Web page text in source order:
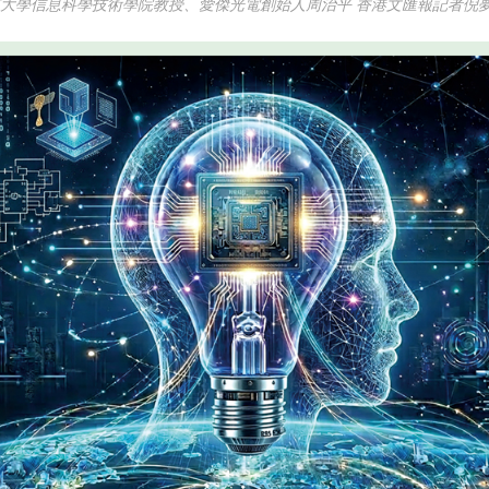
學信息科學技術學院教授、愛傑光電創始人周治平 香港文匯報記者倪